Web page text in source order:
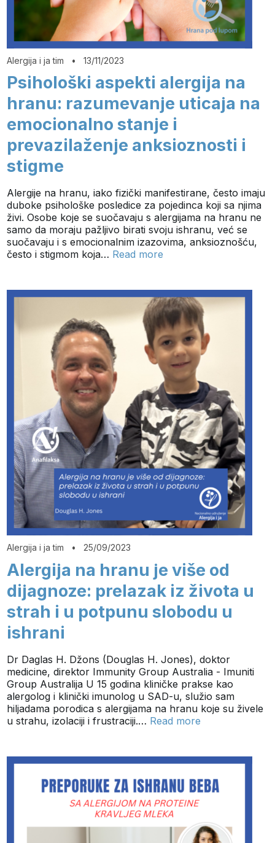
Alergija i ja tim •13/11/2023
Psihološki aspekti alergija na
hranu: razumevanje uticaja na
emocionalno stanje i
prevazilaženje anksioznosti i
stigme
Alergije na hranu, iako fizički manifestirane, često imaju
duboke psihološke posledice za pojedinca koji sa njima
živi. Osobe koje se suočavaju s alergijama na hranu ne
samo da moraju pažljivo birati svoju ishranu, već se
suočavaju i s emocionalnim izazovima, anksioznošću,
često i stigmom koja… Read more
Alergija i ja tim •25/09/2023
Alergija na hranu je više od
dijagnoze: prelazak iz života u
strah i u potpunu slobodu u
ishrani
Dr Daglas H. Džons (Douglas H. Jones), doktor
medicine, direktor Immunity Group Australia - Imuniti
Group Australija U 15 godina kliničke prakse kao
alergolog i klinički imunolog u SAD-u, služio sam
hiljadama porodica s alergijama na hranu koje su živele
u strahu, izolaciji i frustraciji.… Read more